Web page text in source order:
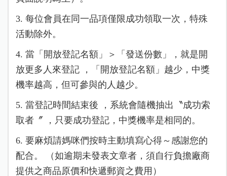
3. 每位會員在同一品項僅限成功領取一次，特殊
活動除外。
4. 當「開放登記名額」＞「發送份數」，就是開
放更多人來登記 ，「開放登記名額」越少，中獎
機率越高，但可參與的人越少。
5. 當登記時間結束後 ，系統會隨機抽出〝成功索
取者〞 ，只要成功登記，中獎機率是相同的。
6. 要麻煩請媽咪們按時主動填寫心得～感謝您的
配合。 （如逾期未發表文章者，須自行負擔廠商
提供之商品原價和快遞郵資之費用）